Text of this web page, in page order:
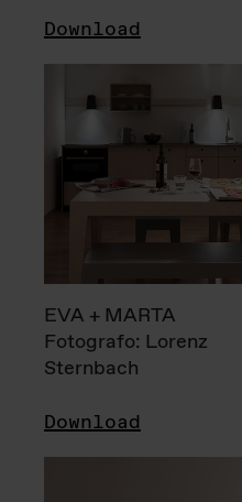
Download
EVA + MARTA
Fotografo: Lorenz
Sternbach
Download